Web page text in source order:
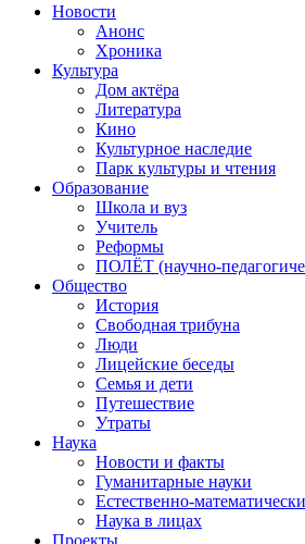
Новости
Анонс
Хроника
Культура
Дом актёра
Литература
Кино
Культурное наследие
Парк культуры и чтения
Образование
Школа и вуз
Учитель
Реформы
ПОЛЁТ (научно-
Общество
История
Свободная трибуна
Люди
Лицейские беседы
Семья и дети
Путешествие
Утраты
Наука
Новости и факты
Гуманитарные науки
Естественно-
Наука в лицах
Проекты